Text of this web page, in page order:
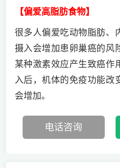
【偏爱高脂肪食物】
很多人偏爱吃动物脂肪、
摄入会增加患卵巢癌的风
某种激素效应产生致癌作
入后，机体的免疫功能改
会增加。
电话咨询